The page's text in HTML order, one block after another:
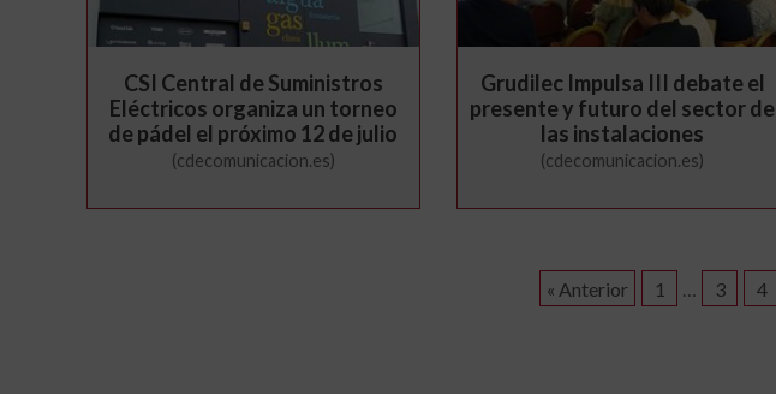
CSI Central de Suministros
Eléctricos organiza un torneo
de pádel el próximo 12 de julio
(cdecomunicacion.es)
Grudilec Impulsa III debate el
presente y futuro del sector de
las instalaciones
(cdecomunicacion.es)
« Anterior 1 … 3 4